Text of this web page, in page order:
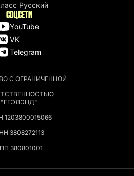
С ОГРАНИЧЕННОЙ
"ЕГЭЛЭНД"
1203800015066
3808272113
380801001
Русский
СОЦСЕТИ
YouTube
VK
Telegram